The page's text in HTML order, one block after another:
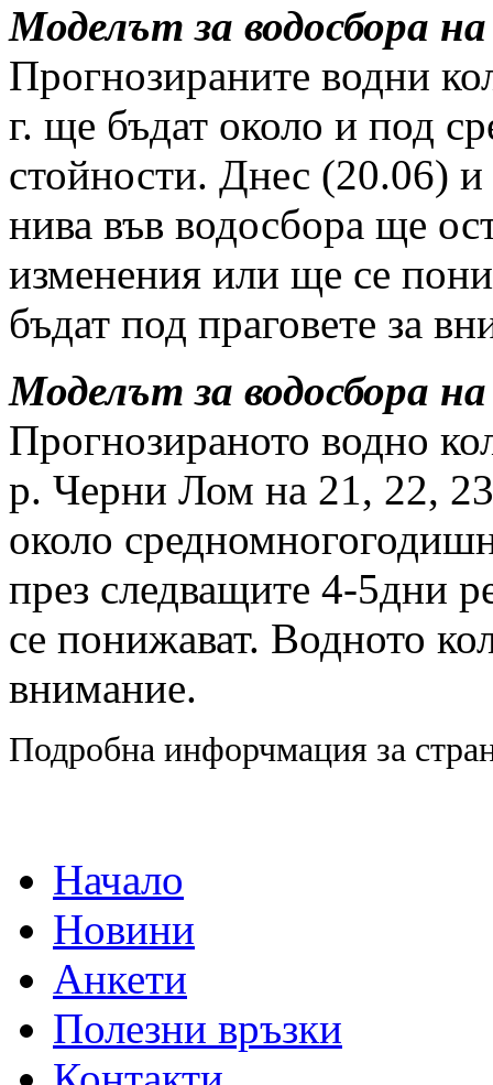
Моделът за водосбора
Прогнозираните водни
г. ще бъдат около и под
стойности. Днес (20.06)
нива във водосбора ще
изменения или ще се
бъдат под праговете за
Моделът за водосбора
Прогнозираното водно
р. Черни Лом на 21, 22,
около
през следващите 4-5дни
се понижават. Водното
внимание.
Подробна инфорчмация за
Начало
Новини
Анкети
Полезни връзки